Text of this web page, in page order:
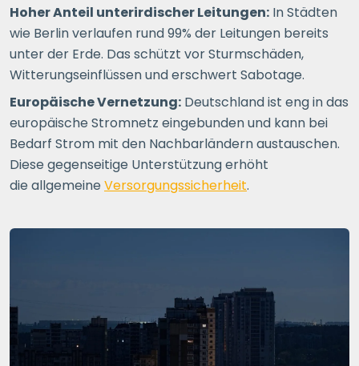
Hoher Anteil unterirdischer Leitungen: In Städten
wie Berlin verlaufen rund 99% der Leitungen bereits
unter der Erde. Das schützt vor Sturmschäden,
Witterungseinflüssen und erschwert Sabotage.
Europäische Vernetzung: Deutschland ist eng in das
europäische Stromnetz eingebunden und kann bei
Bedarf Strom mit den Nachbarländern austauschen.
Diese gegenseitige Unterstützung erhöht
die allgemeine Versorgungssicherheit.